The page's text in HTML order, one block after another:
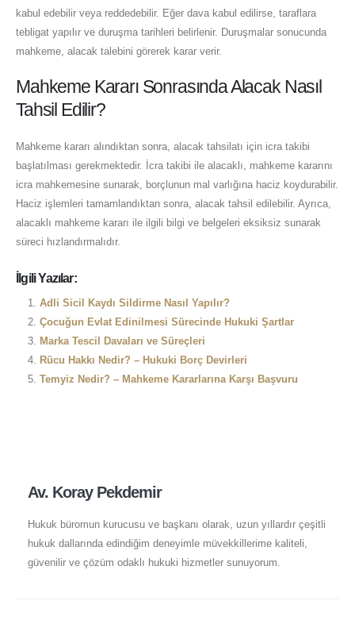
kabul edebilir veya reddedebilir. Eğer dava kabul edilirse, taraflara
tebligat yapılır ve duruşma tarihleri belirlenir. Duruşmalar sonucunda
mahkeme, alacak talebini görerek karar verir.
Mahkeme Kararı Sonrasında Alacak Nasıl
Tahsil Edilir?
Mahkeme kararı alındıktan sonra, alacak tahsilatı için icra takibi
başlatılması gerekmektedir. İcra takibi ile alacaklı, mahkeme kararını
icra mahkemesine sunarak, borçlunun mal varlığına haciz koydurabilir.
Haciz işlemleri tamamlandıktan sonra, alacak tahsil edilebilir. Ayrıca,
alacaklı mahkeme kararı ile ilgili bilgi ve belgeleri eksiksiz sunarak
süreci hızlandırmalıdır.
İlgili Yazılar:
Adli Sicil Kaydı Sildirme Nasıl Yapılır?
Çocuğun Evlat Edinilmesi Sürecinde Hukuki Şartlar
Marka Tescil Davaları ve Süreçleri
Rücu Hakkı Nedir? – Hukuki Borç Devirleri
Temyiz Nedir? – Mahkeme Kararlarına Karşı Başvuru
Av. Koray Pekdemir
Hukuk büromun kurucusu ve başkanı olarak, uzun yıllardır çeşitli
hukuk dallarında edindiğim deneyimle müvekkillerime kaliteli,
güvenilir ve çözüm odaklı hukuki hizmetler sunuyorum.